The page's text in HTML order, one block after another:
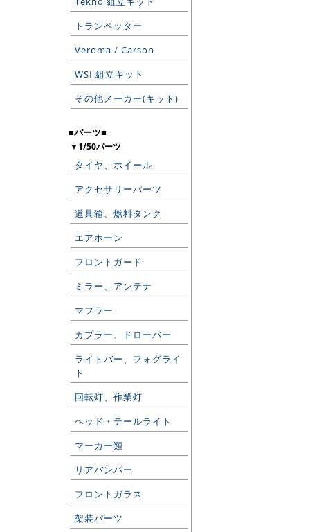
トランペッター
Veroma / Carson
WSI 組立キット
その他メーカー(キット)
■パーツ■
▼1/50パーツ
タイヤ、ホイール
アクセサリーパーツ
道具箱、燃料タンク
エアホーン
フロントガード
ミラー、アンテナ
マフラー
カプラー、ドローバー
ライトバー、フォグライ
ト
回転灯、作業灯
ヘッド・テールライト
マーカー類
リアバンパー
フロントガラス
架装パーツ